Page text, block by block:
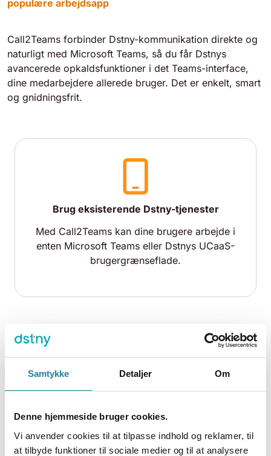
Samtykke Detaljer Om
Denne hjemmeside bruger cookies.
Vi anvender cookies til at tilpasse indhold og reklamer, til
at tilbyde funktioner til sociale medier og til at analysere
populære arbejdsapp
Call2Teams forbinder Dstny-kommunikation direkte og
naturligt med Microsoft Teams, så du får Dstnys
avancerede opkaldsfunktioner i det Teams-interface,
dine medarbejdere allerede bruger. Det er enkelt, smart
og gnidningsfrit.
Brug eksisterende Dstny-tjenester
Med Call2Teams kan dine brugere arbejde i
enten Microsoft Teams eller Dstnys UCaaS-
brugergrænseflade.
Få opkald i Microsoft Teams med minimal
forstyrrelse for både organisationen og
dens brugere.